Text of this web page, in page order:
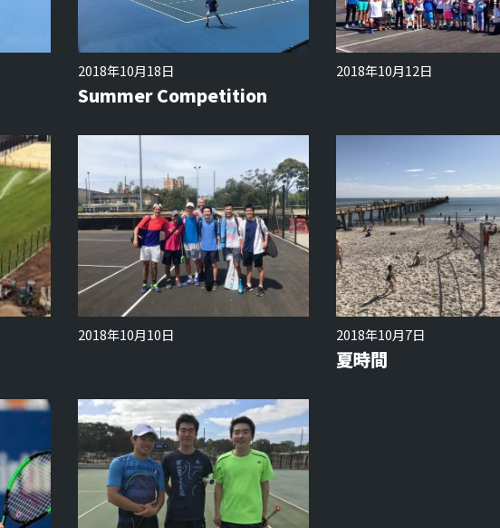
2018年10月18日
Summer Competition
2018年10月12日
2018年10月10日 2018年10月7日
夏時間